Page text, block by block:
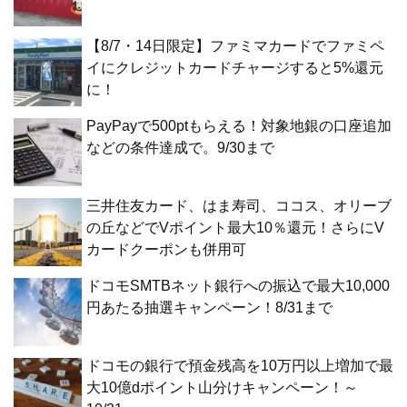
【8/7・14日限定】ファミマカードでファミペ
イにクレジットカードチャージすると5%還元
に！
PayPayで500ptもらえる！対象地銀の口座追加
などの条件達成で。9/30まで
三井住友カード、はま寿司、ココス、オリーブ
の丘などでVポイント最大10％還元！さらにV
カードクーポンも併用可
ドコモSMTBネット銀行への振込で最大10,000
円あたる抽選キャンペーン！8/31まで
ドコモの銀行で預金残高を10万円以上増加で最
大10億dポイント山分けキャンペーン！～